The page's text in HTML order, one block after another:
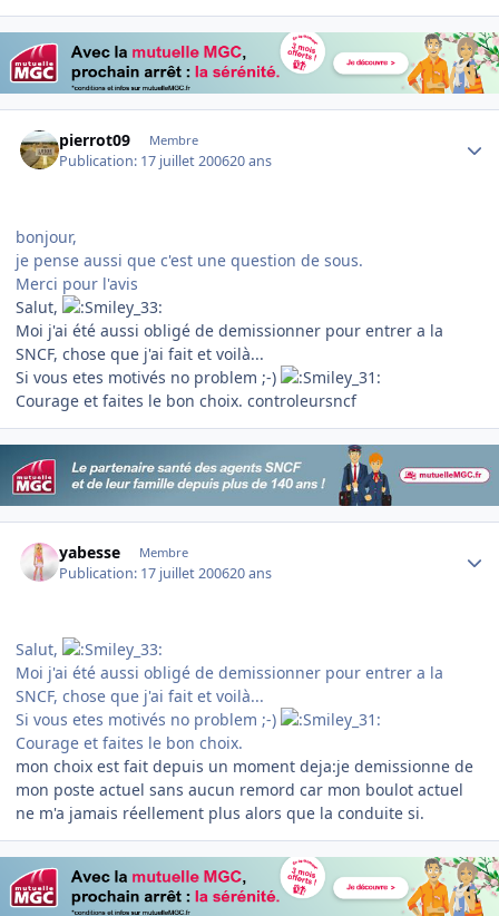
pierrot09 Membre
Publication: 17 juillet 200620 ans
bonjour,
je pense aussi que c'est une question de sous.
Merci pour l'avis
Salut,
Moi j'ai été aussi obligé de demissionner pour entrer a la
SNCF, chose que j'ai fait et voilà...
Si vous etes motivés no problem ;-)
Courage et faites le bon choix. controleursncf
yabesse Membre
Publication: 17 juillet 200620 ans
Salut,
Moi j'ai été aussi obligé de demissionner pour entrer a la
SNCF, chose que j'ai fait et voilà...
Si vous etes motivés no problem ;-)
Courage et faites le bon choix.
mon choix est fait depuis un moment deja:je demissionne de
mon poste actuel sans aucun remord car mon boulot actuel
ne m'a jamais réellement plus alors que la conduite si.